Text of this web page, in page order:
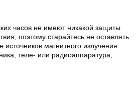
часов не имеют никакой защиты
поэтому старайтесь не оставлять
магнитного излучения
теле- или радиоаппаратура,